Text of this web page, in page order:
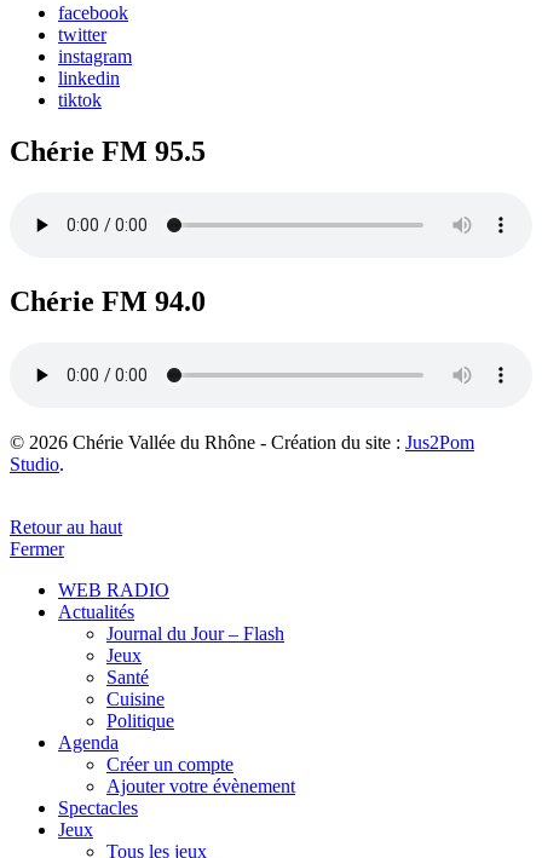
facebook
twitter
instagram
linkedin
tiktok
Chérie FM 95.5
Chérie FM 94.0
© 2026 Chérie Vallée du Rhône - Création du site : Jus2Pom
Studio.
Retour au haut
Fermer
WEB RADIO
Actualités
Journal du Jour – Flash
Jeux
Santé
Cuisine
Politique
Agenda
Créer un compte
Ajouter votre évènement
Spectacles
Jeux
Tous les jeux